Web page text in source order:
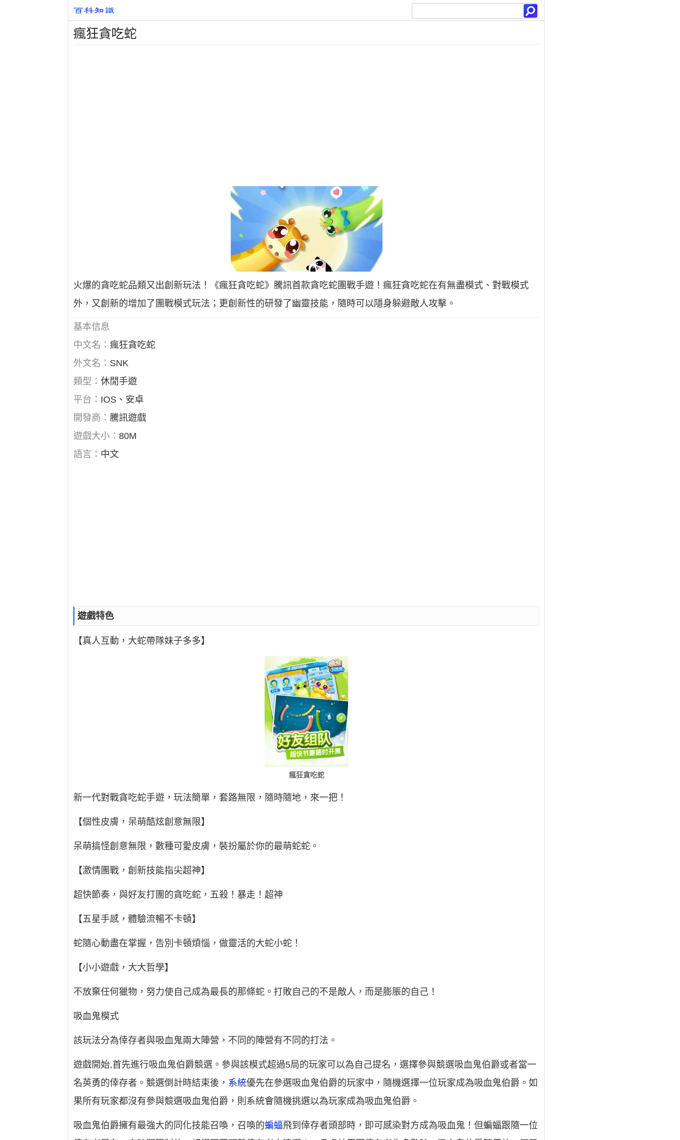
瘋狂貪吃蛇
火爆的貪吃蛇品類又出創新玩法！《瘋狂貪吃蛇》騰訊首款貪吃蛇團戰手遊！瘋狂貪吃蛇在有無盡模式、對戰模式
外，又創新的增加了團戰模式玩法；更創新性的研發了幽靈技能，隨時可以隱身躲避敵人攻擊。
基本信息
中文名：瘋狂貪吃蛇
外文名： SNK
類型：休閒手遊
平台： IOS、安卓
開發商： 騰訊遊戲
遊戲大小：80M
語言： 中文
遊戲特色
【真人互動，大蛇帶隊妹子多多】
瘋狂貪吃蛇
新一代對戰貪吃蛇手遊，玩法簡單，套路無限，隨時隨地，來一把！
【個性皮膚，呆萌酷炫創意無限】
呆萌搞怪創意無限，數種可愛皮膚，裝扮屬於你的最萌蛇蛇。
【激情團戰，創新技能指尖超神】
超快節奏，與好友打團的貪吃蛇，五殺！暴走！超神
【五星手感，體驗流暢不卡頓】
蛇隨心動盡在掌握，告別卡頓煩惱，做靈活的大蛇小蛇！
【小小遊戲，大大哲學】
不放棄任何獵物，努力使自己成為最長的那條蛇。打敗自己的不是敵人，而是膨脹的自己！
吸血鬼模式
該玩法分為倖存者與吸血鬼兩大陣營，不同的陣營有不同的打法。
遊戲開始,首先進行吸血鬼伯爵競選。參與該模式超過5局的玩家可以為自己提名，選擇參與競選吸血鬼伯爵或者當一
名英勇的倖存者。競選倒計時結束後， 系統優先在參選吸血鬼伯爵的玩家中，隨機選擇一位玩家成為吸血鬼伯爵。如
果所有玩家都沒有參與競選吸血鬼伯爵，則系統會隨機挑選以為玩家成為吸血鬼伯爵。
吸血鬼伯爵擁有最強大的同化技能召喚，召喚的蝙蝠飛到倖存者頭部時，即可感染對方成為吸血鬼！但蝙蝠跟隨一位